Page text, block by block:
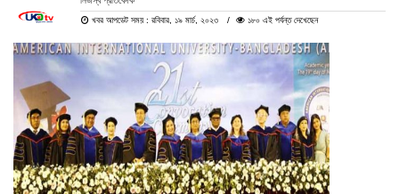
খবর আপডেট সময় : রবিবার, ১৯ মার্চ, ২০২৩ ১৮০ এই পর্যন্ত দেখেছেন